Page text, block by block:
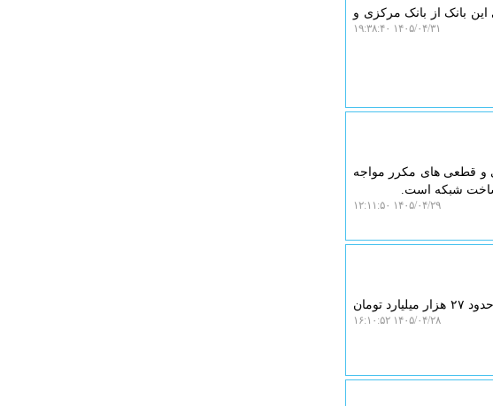
میلیون دلار مطالبات ارزی این بانک از بانک مرکزی و
۱۴۰۵/۰۴/۳۱ ۱۹:۳۸:۴۰
و قطعی های مکرر مواجه
شبکه است.
۱۴۰۵/۰۴/۲۹ ۱۲:۱۱:۵۰
به گزارش ایزو وب، طبق اعلام سازمان امور مالیاتی کشور، در سه ماهه ابتدای سال ۱۴۰۵، حدود ۲۷ هزار میلیارد تومان
۱۴۰۵/۰۴/۲۸ ۱۶:۱۰:۵۲